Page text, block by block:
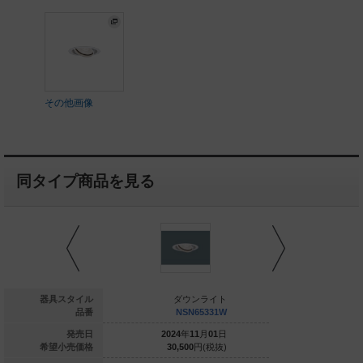
その他画像
同タイプ商品を見る
器具スタイル
品番
発売日
希望小売価格
ダウンライト
円(税抜)
ダウンライト
NSN65331W
2024年11 月 01 日
30,500円(税抜)